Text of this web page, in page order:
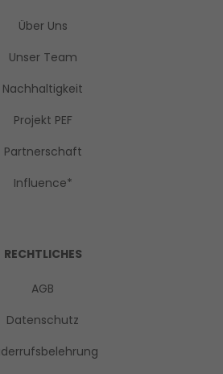
Über Uns
Unser Team
Nachhaltigkeit
Projekt PEF
Partnerschaft
Influence*
RECHTLICHES
AGB
Datenschutz